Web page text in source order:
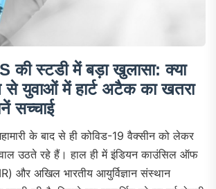
की स्टडी में बड़ा खुलासा: क्या
से युवाओं में हार्ट अटैक का खतरा
सच्चाई
के बाद से ही कोविड-19 वैक्सीन को लेकर
उठते रहे हैं। हाल ही में इंडियन काउंसिल ऑफ
और अखिल भारतीय आयुर्विज्ञान संस्थान